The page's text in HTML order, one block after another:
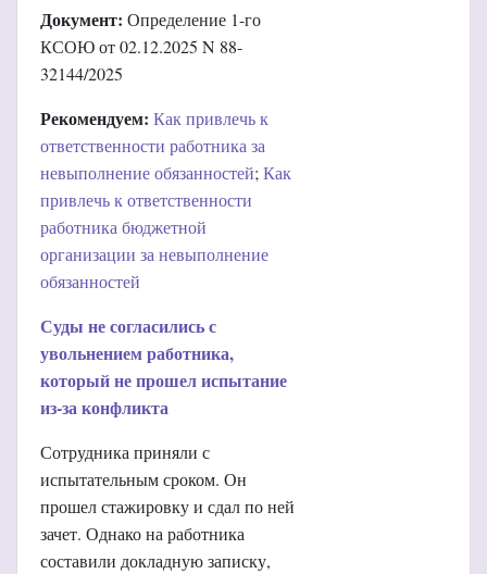
Документ: Определение 1-го
КСОЮ от 02.12.2025 N 88-
32144/2025
Рекомендуем: Как привлечь к
ответственности работника за
невыполнение обязанностей; Как
привлечь к ответственности
работника бюджетной
организации за невыполнение
обязанностей
Суды не согласились с
увольнением работника,
который не прошел испытание
из-за конфликта
Сотрудника приняли с
испытательным сроком. Он
прошел стажировку и сдал по ней
зачет. Однако на работника
составили докладную записку,